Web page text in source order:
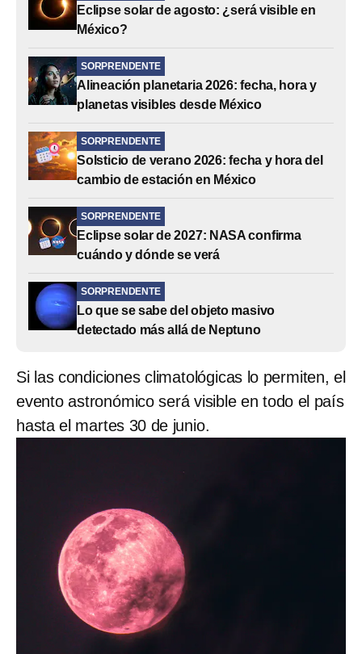
Eclipse solar de agosto: ¿será visible en
México?
SORPRENDENTE
Alineación planetaria 2026: fecha, hora y
planetas visibles desde México
SORPRENDENTE
Solsticio de verano 2026: fecha y hora del
cambio de estación en México
SORPRENDENTE
Eclipse solar de 2027: NASA confirma
cuándo y dónde se verá
SORPRENDENTE
Lo que se sabe del objeto masivo
detectado más allá de Neptuno
Si las condiciones climatológicas lo permiten, el
evento astronómico será visible en todo el país
hasta el martes 30 de junio.